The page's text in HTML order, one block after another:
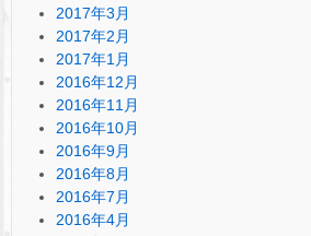
2017年3月
2017年2月
2017年1月
2016年12月
2016年11月
2016年10月
2016年9月
2016年8月
2016年7月
2016年4月